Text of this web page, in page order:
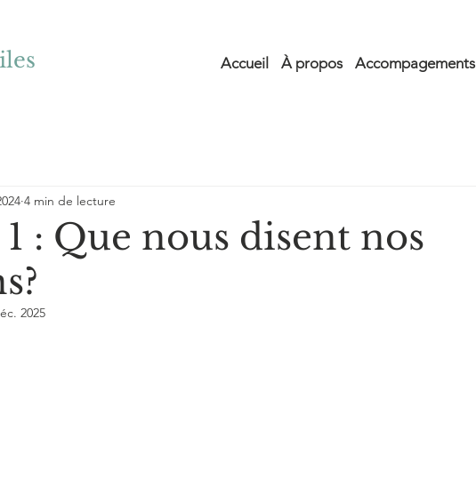
Accueil À propos Accompagements
: Que nous disent nos
4 min de lecture
2025